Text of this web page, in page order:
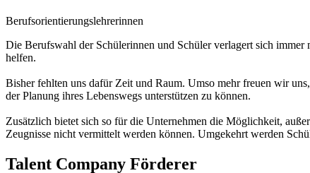
Berufsorientierungslehrerinnen
Die Berufswahl der Schülerinnen und Schüler verlagert sich
helfen.
Bisher fehlten uns dafür Zeit und Raum. Umso mehr freuen wir
der Planung ihres Lebenswegs unterstützen zu können.
Zusätzlich bietet sich so für die Unternehmen die Möglichkeit,
Zeugnisse nicht vermittelt werden können. Umgekehrt werden
Talent Company Förderer